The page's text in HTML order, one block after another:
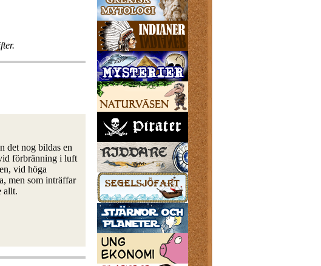
det nog bildas en
förbränning i luft
vid höga
men som inträffar
allt.